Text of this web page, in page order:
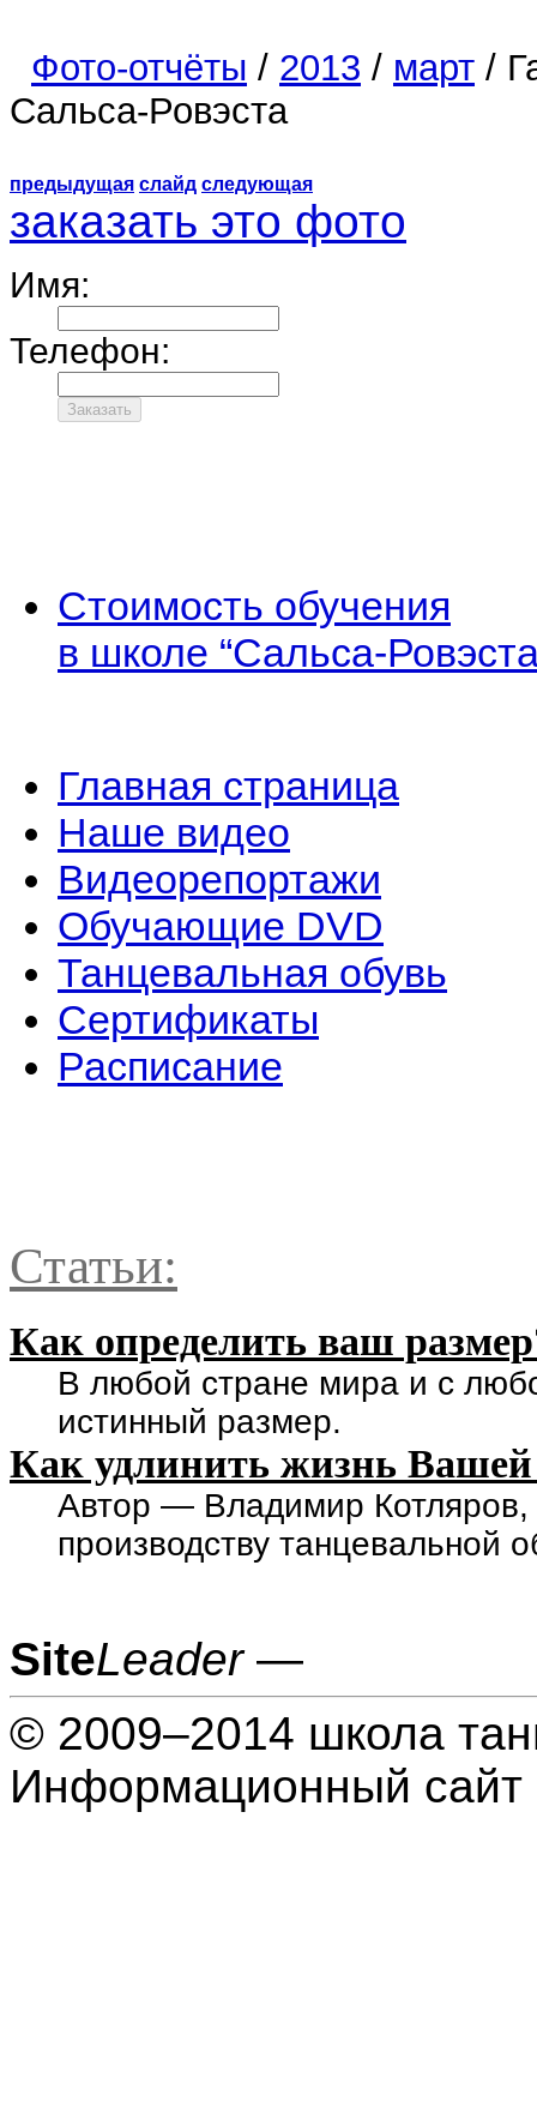
Фото-отчёты / 2013 / март /
Сальса-Ровэста
предыдущая слайд следующая
заказать это фото
Имя:
Телефон:
Стоимость обучения
в школе “Сальса-
Главная страница
Наше видео
Видеорепортажи
Обучающие DVD
Танцевальная обувь
Сертификаты
Расписание
Статьи:
Как определить ваш
В любой стране мира и с
истинный размер.
Как удлинить жизнь Вашей
Автор — Владимир Котляров,
производству танцевальной
SiteLeader—
© 2009–2014 школа
Информационный сайт